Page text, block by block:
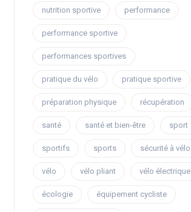
nutrition sportive performance
performance sportive
performances sportives
pratique du vélo pratique sportive
préparation physique récupération
santé santé et bien-être sport
sportifs sports sécurité à vélo
vélo vélo pliant vélo électrique
écologie équipement cycliste